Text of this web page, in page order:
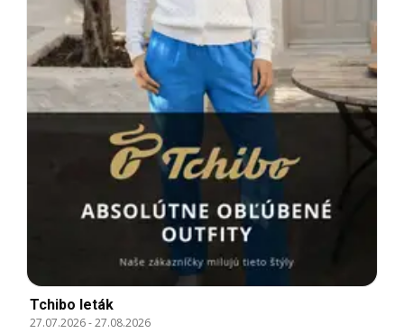
Tchibo leták
27.07.2026-27.08.2026